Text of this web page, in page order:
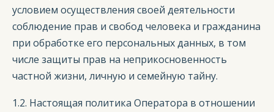
условием осуществления своей деятельности
соблюдение прав и свобод человека и гражданина
при обработке его персональных данных, в том
числе защиты прав на неприкосновенность
частной жизни, личную и семейную тайну.
1.2. Настоящая политика Оператора в отношении